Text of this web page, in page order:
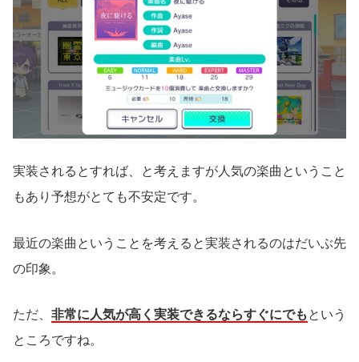
実装されるとすれば、と考えますが人気の楽曲ということ
もあり予想がとても不安定です。
最近の楽曲ということを考えると実装されるのはだいぶ先
の印象。
ただ、 非常に人気が高く実装できるならすぐにでも という
ところですね。